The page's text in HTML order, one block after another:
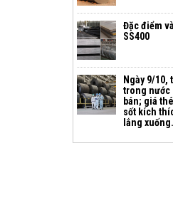
Đặc điểm
SS400
Ngày 9/
trong nước
bán; giá
sốt kích
lắng xuống.